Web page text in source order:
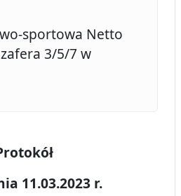
sportowa Netto
3/5/7 w
11.03.2023 r.